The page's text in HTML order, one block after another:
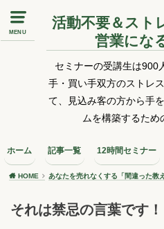
MENU
活動不要＆スト
営業にな
セミナーの受講生は900
手・買い手双方のストレ
て、見込み客の方から手
ムを構築するため
ホーム 記事一覧 12時間セミナー
HOME あなたを売れなくする「間違った教え
それは禁忌の言葉です！